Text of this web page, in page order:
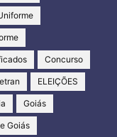
Concurso
ELEIÇÕES
Goiás
Goiás